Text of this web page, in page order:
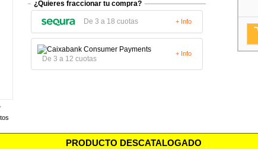
¿Quieres fraccionar tu compra?
De 3 a 18 cuotas + Info
De 3 a 12 cuotas
+ Info
PRODUCTO DESCATALOGADO